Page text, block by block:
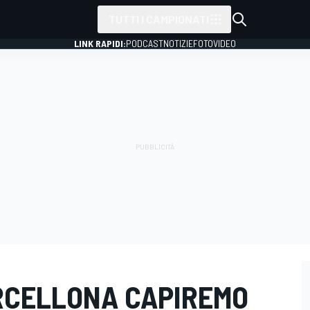
LINK RAPIDI:PODCASTNOTIZIEFOTOVIDEO
CAPIREMO